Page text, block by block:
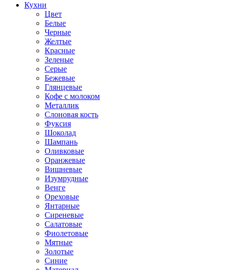
Кухни
Цвет
Белые
Черные
Желтые
Красные
Зеленые
Серые
Бежевые
Глянцевые
Кофе с молоком
Металлик
Слоновая кость
Фуксия
Шоколад
Шампань
Оливковые
Оранжевые
Вишневые
Изумрудные
Венге
Ореховые
Янтарные
Сиреневые
Салатовые
Фиолетовые
Мятные
Золотые
Синие